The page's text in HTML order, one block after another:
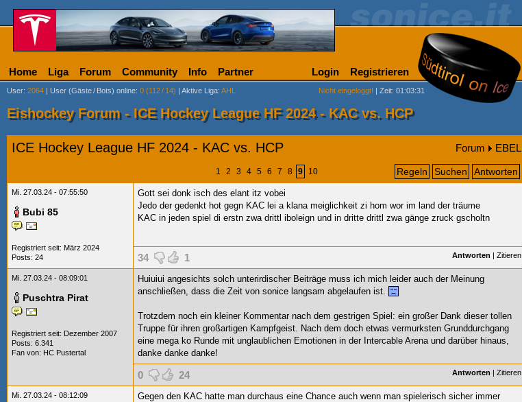
Home Liga Forum Community Info Partner Login Registrieren
User: 2064 | User (Gäste/ Bots) online: 0 (112/ 14) | Aktive Liga: AHL Nicht eingeloggt! | Zeit: 01:03:31
Eishockey Forum - ICE Hockey League HF 2024 - KAC vs. HCP
ICE Hockey League HF 2024 - KAC vs. HCP Forum EBEL
1 2 3 4 5 6 7 8 9 10 Regeln Suchen Antworten
Mi. 27.03.24 - 07:55:50
Bubi 85
Registriert seit: März 2024
Posts: 24
Gott sei donk isch des elant itz vobei
Jedo der gedenkt hot gegn KAC lei a klana meiglichkeit zi hom wor im land der träume
KAC in jeden spiel di erstn zwa drittl iboleign und in dritte drittl zwa gänge zruck gscholtn
34 1 Antworten | Zitieren
Mi. 27.03.24 - 08:09:01
Puschtra Pirat
Registriert seit: Dezember 2007
Posts: 6.341
Fan von: HC Pustertal
Huiuiui angesichts solch unterirdischer Beiträge muss ich mich leider auch der Meinung
anschließen, dass die Zeit von sonice langsam abgelaufen ist.
Trotzdem noch ein kleiner Kommentar nach dem gestrigen Spiel: ein großer Dank dieser tollen
Truppe für ihren großartigen Kampfgeist. Nach dem doch etwas vermurksten Grunddurchgang
eine mega ko Runde mit unglaublichen Emotionen in der Intercable Arena und darüber hinaus,
danke danke danke!
0 24 Antworten | Zitieren
Mi. 27.03.24 - 08:12:09
Gegen den KAC hatte man durchaus eine Chance auch wenn man spielerisch sicher immer